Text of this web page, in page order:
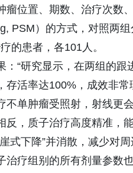
瘤位置、期数、治疗次数
PSM）的方式，对照两
的患者，各101人。
：“研究显示，在两组的
存活率达100%，成效非
不单肿瘤受照射，射线更
反，质子治疗高度精准，
式下降”并消散，减少对
治疗组别的所有剂量参数